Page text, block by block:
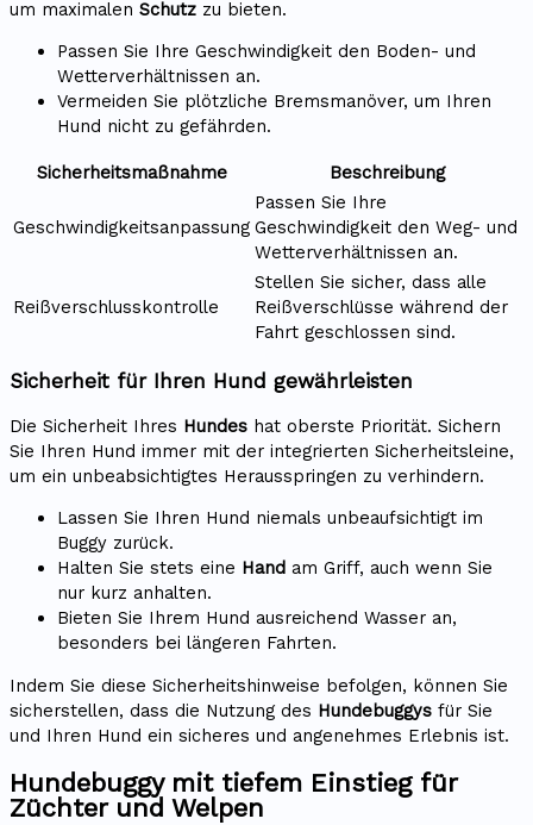
um maximalen Schutz zu bieten.
Passen Sie Ihre Geschwindigkeit den Boden- und
Wetterverhältnissen an.
Vermeiden Sie plötzliche Bremsmanöver, um Ihren
Hund nicht zu gefährden.
Sicherheitsmaßnahme Beschreibung
Geschwindigkeitsanpassung
Passen Sie Ihre
Geschwindigkeit den Weg- und
Wetterverhältnissen an.
Reißverschlusskontrolle
Stellen Sie sicher, dass alle
Reißverschlüsse während der
Fahrt geschlossen sind.
Sicherheit für Ihren Hund gewährleisten
Die Sicherheit Ihres Hundes hat oberste Priorität. Sichern
Sie Ihren Hund immer mit der integrierten Sicherheitsleine,
um ein unbeabsichtigtes Herausspringen zu verhindern.
Lassen Sie Ihren Hund niemals unbeaufsichtigt im
Buggy zurück.
Halten Sie stets eine Hand am Griff, auch wenn Sie
nur kurz anhalten.
Bieten Sie Ihrem Hund ausreichend Wasser an,
besonders bei längeren Fahrten.
Indem Sie diese Sicherheitshinweise befolgen, können Sie
sicherstellen, dass die Nutzung des Hundebuggys für Sie
und Ihren Hund ein sicheres und angenehmes Erlebnis ist.
Hundebuggy mit tiefem Einstieg für
Züchter und Welpen